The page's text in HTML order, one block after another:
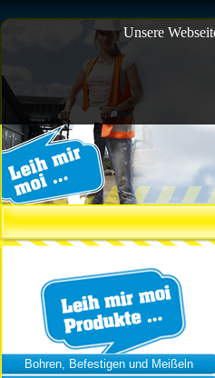
Bohren, Befestigen und Meißeln
Unsere